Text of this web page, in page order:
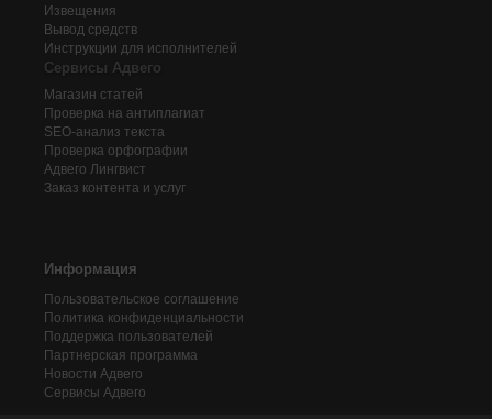
Извещения
Вывод средств
Инструкции для исполнителей
Сервисы Адвего
Магазин статей
Проверка на антиплагиат
SEO-анализ текста
Проверка орфографии
Адвего Лингвист
Заказ контента и услуг
Информация
Пользовательское соглашение
Политика конфиденциальности
Поддержка пользователей
Партнерская программа
Новости Адвего
Сервисы Адвего